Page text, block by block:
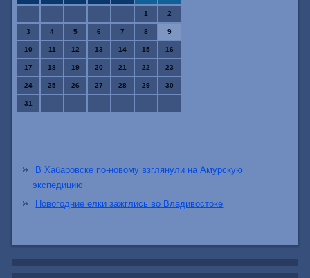
1 2
3 4 5 6 7 8 9
10 11 12 13 14 15 16
17 18 19 20 21 22 23
24 25 26 27 28 29 30
31
В Хабаровске по-новому взглянули на Амурскую
экспедицию
Новогодние елки зажглись во Владивостоке